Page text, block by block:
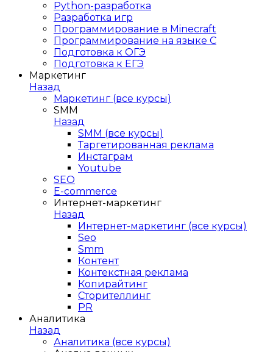
Python-разработка
Разработка игр
Программирование в Minecraft
Программирование на языке C
Подготовка к ОГЭ
Подготовка к ЕГЭ
Маркетинг
Назад
Маркетинг (все курсы)
SMM
Назад
SMM (все курсы)
Таргетированная реклама
Инстаграм
Youtube
SEO
E-сommerce
Интернет-маркетинг
Назад
Интернет-маркетинг (все курсы)
Seo
Smm
Контент
Контекстная реклама
Копирайтинг
Сторителлинг
PR
Аналитика
Назад
Аналитика (все курсы)